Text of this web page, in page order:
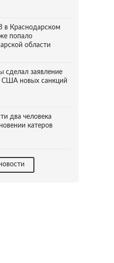
в Краснодарском
попало
области
сделал заявление
США новых санкций
два человека
катеров